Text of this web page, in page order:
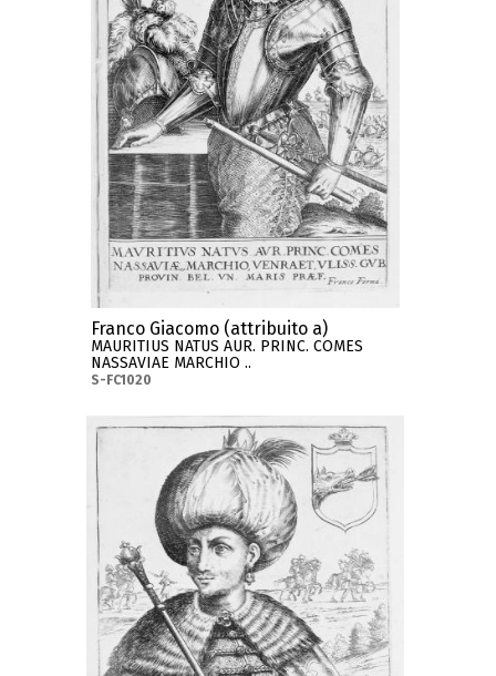
Franco Giacomo (attribuito a)
MAURITIUS NATUS AUR. PRINC. COMES
NASSAVIAE MARCHIO ..
S-FC1020